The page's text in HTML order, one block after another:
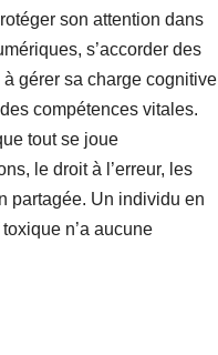
son attention dans
s’accorder des
gérer sa charge cognitive
compétences vitales.
tout se joue
le droit à l’erreur, les
partagée. Un individu en
n’a aucune